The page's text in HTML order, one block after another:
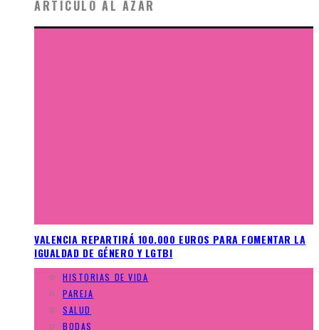
ARTÍCULO AL AZAR
VALENCIA REPARTIRÁ 100.000 EUROS PARA FOMENTAR LA
IGUALDAD DE GÉNERO Y LGTBI
HISTORIAS DE VIDA
PAREJA
SALUD
BODAS